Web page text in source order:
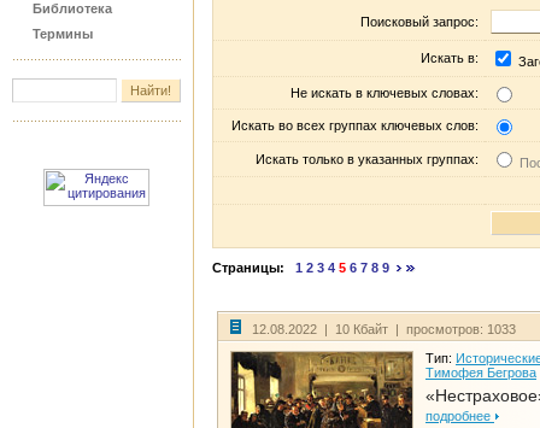
Библиотека
Термины
Поисковый запрос:
Искать в:
Не искать в ключевых словах:
Искать во всех группах ключевых слов:
Искать только в указанных группах:
Страницы: 1 2 3 4 5 6 7 8 9
12.08.2022 | 10 Кбайт | просмотров: 1033
Тип:
Тимофея Бегрова
подробнее